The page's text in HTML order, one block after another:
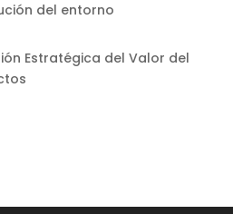
del entorno
Estratégica del Valor del